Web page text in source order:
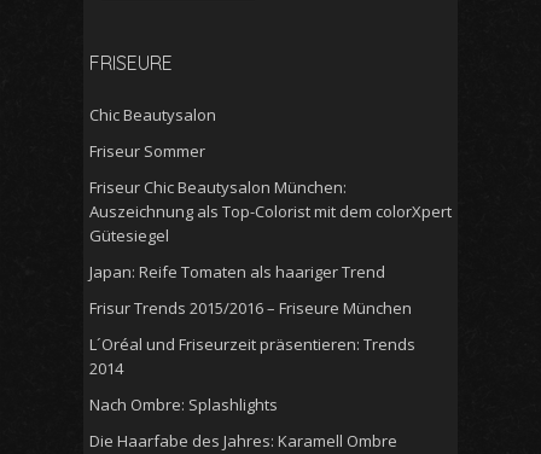
FRISEURE
Chic Beautysalon
Friseur Sommer
Friseur Chic Beautysalon München:
Auszeichnung als Top-Colorist mit dem colorXpert
Gütesiegel
Japan: Reife Tomaten als haariger Trend
Frisur Trends 2015/2016 – Friseure München
L´Oréal und Friseurzeit präsentieren: Trends
2014
Nach Ombre: Splashlights
Die Haarfabe des Jahres: Karamell Ombre